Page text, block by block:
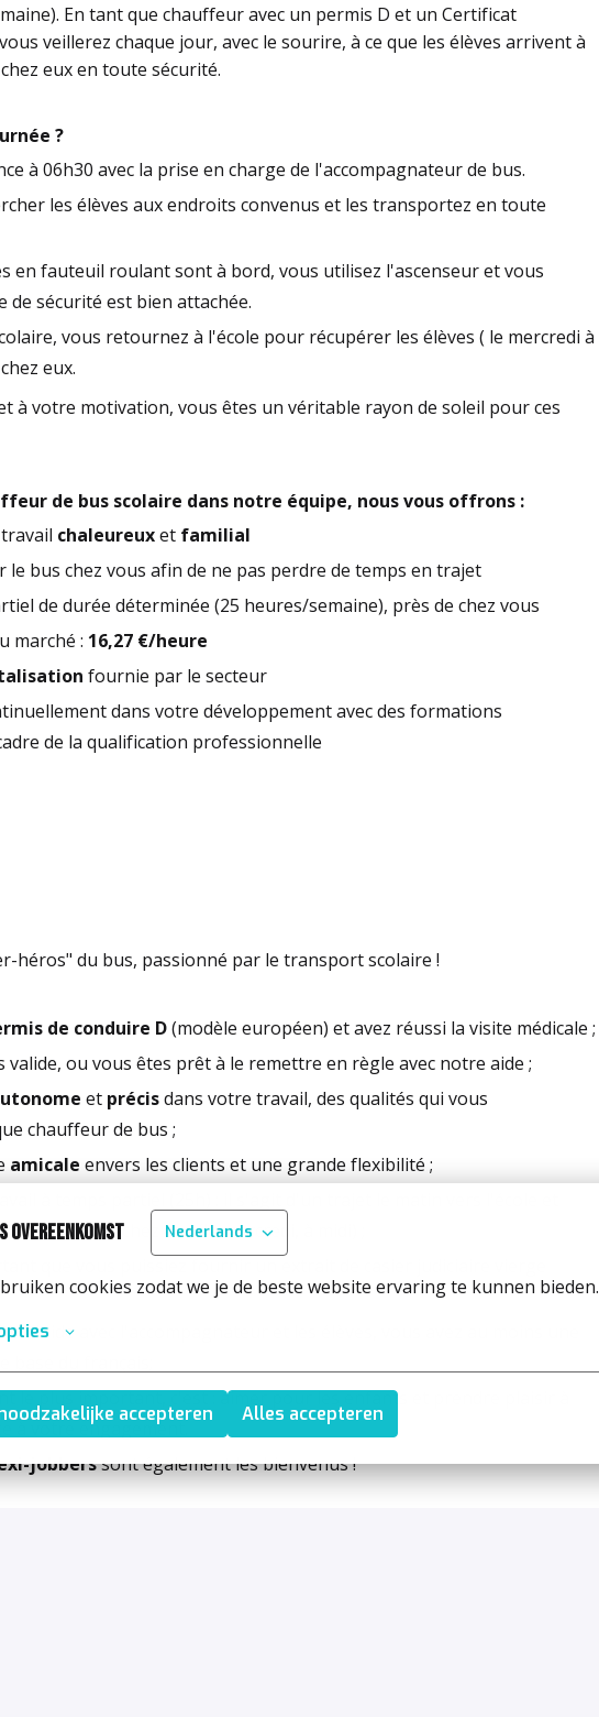
overeenkomst Nederlands
cookies zodat we je de beste website ervaring te kunnen bieden.
accepteren Alles accepteren
En tant que chauffeur avec un permis D et un Certificat
veillerez chaque jour, avec le sourire, à ce que les élèves arrivent à
eux en toute sécurité.
?
à 06h30 avec la prise en charge de l'accompagnateur de bus.
les élèves aux endroits convenus et les transportez en toute
en fauteuil roulant sont à bord, vous utilisez l'ascenseur et vous
de sécurité est bien attachée.
vous retournez à l'école pour récupérer les élèves ( le mercredi à
eux.
à votre motivation, vous êtes un véritable rayon de soleil pour ces
de bus scolaire dans notre équipe, nous vous offrons :
chaleureuxet familial
le bus chez vous afin de ne pas perdre de temps en trajet
de durée déterminée (25 heures/semaine), près de chez vous
marché : 16,27 €/heure
fournie par le secteur
dans votre développement avec des formations
de la qualification professionnelle
héros" du bus, passionné par le transport scolaire !
de conduire D(modèle européen) et avez réussi la visite médicale ;
valide, ou vous êtes prêt à le remettre en règle avec notre aide ;
et précisdans votre travail, des qualités qui vous
chauffeur de bus ;
amicale envers les clients et une grande flexibilité ;
à temps partiel (25h) : il s'agit d'un trajet le matin vers l'école et
les élèves chez eux (le mercredi, à midi) ;
que vous puissiez fournir un extrait de casier judiciaire vierge
fluide avec l'accompagnateur et les élèves, vous avez au moins une
base du français;
le plus important, c'est : aimer pour les enfants et prendre plaisir à
à votre engagement.
jobberssont également les bienvenus !